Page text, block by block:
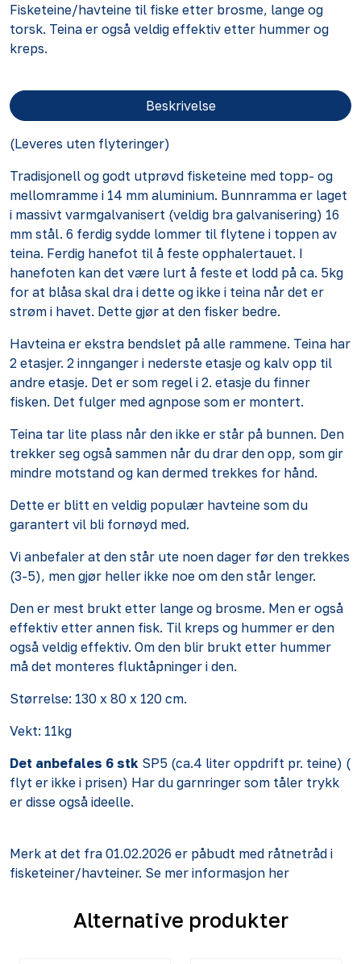
Fisketeine/havteine til fiske etter brosme, lange og
torsk. Teina er også veldig effektiv etter hummer og
kreps.
Beskrivelse
(Leveres uten flyteringer)
Tradisjonell og godt utprøvd fisketeine med topp- og
mellomramme i 14 mm aluminium. Bunnramma er laget
i massivt varmgalvanisert (veldig bra galvanisering) 16
mm stål. 6 ferdig sydde lommer til flytene i toppen av
teina. Ferdig hanefot til å feste opphalertauet. I
hanefoten kan det være lurt å feste et lodd på ca. 5kg
for at blåsa skal dra i dette og ikke i teina når det er
strøm i havet. Dette gjør at den fisker bedre.
Havteina er ekstra bendslet på alle rammene. Teina har
2 etasjer. 2 innganger i nederste etasje og kalv opp til
andre etasje. Det er som regel i 2. etasje du finner
fisken. Det fulger med agnpose som er montert.
Teina tar lite plass når den ikke er står på bunnen. Den
trekker seg også sammen når du drar den opp, som gir
mindre motstand og kan dermed trekkes for hånd.
Dette er blitt en veldig populær havteine som du
garantert vil bli fornøyd med.
Vi anbefaler at den står ute noen dager før den trekkes
(3-5), men gjør heller ikke noe om den står lenger.
Den er mest brukt etter lange og brosme. Men er også
effektiv etter annen fisk. Til kreps og hummer er den
også veldig effektiv. Om den blir brukt etter hummer
må det monteres fluktåpninger i den.
Størrelse: 130 x 80 x 120 cm.
Vekt: 11kg
Det anbefales 6 stk SP5 (ca.4 liter oppdrift pr. teine) (
flyt er ikke i prisen) Har du garnringer som tåler trykk
er disse også ideelle.
Merk at det fra 01.02.2026 er påbudt med råtnetråd i
fisketeiner/havteiner. Se mer informasjon her
Alternative produkter